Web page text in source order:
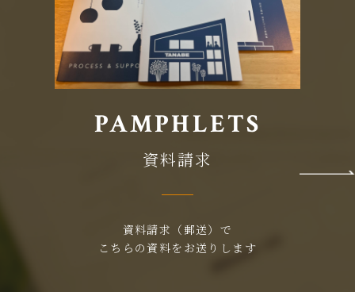
PAMPHLETS
資料請求
資料請求（郵送）で
こちらの資料をお送りします